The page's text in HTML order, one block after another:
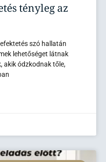
tényleg az
szó hallatán
lehetőséget látnak
akik ódzkodnak tőle,